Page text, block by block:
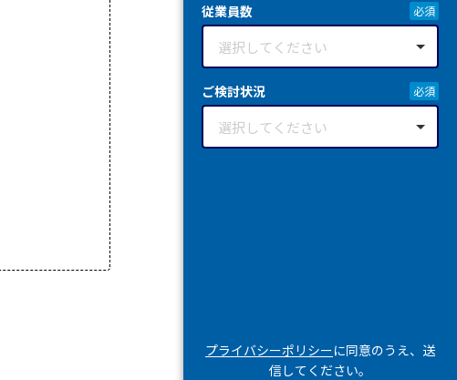
従業員数
ご検討状況
プライバシーポリシーに同意のうえ、送
信してください。